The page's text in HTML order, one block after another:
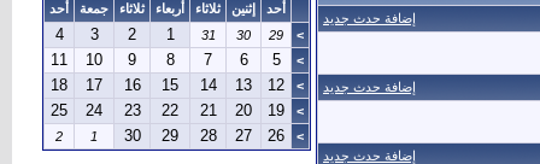
إضافة حدث جديد
إضافة حدث جديد
إضافة حدث جديد
أحد إثنين ثلاثاء أربعاء ثلاثاء جمعة
أحد
>
29
30
31
1
2
3
4
>
5
6
7
8
9
10
11
>
12
13
14
15
16
17
18
>
19
20
21
22
23
24
25
>
26
27
28
29
30
1
2